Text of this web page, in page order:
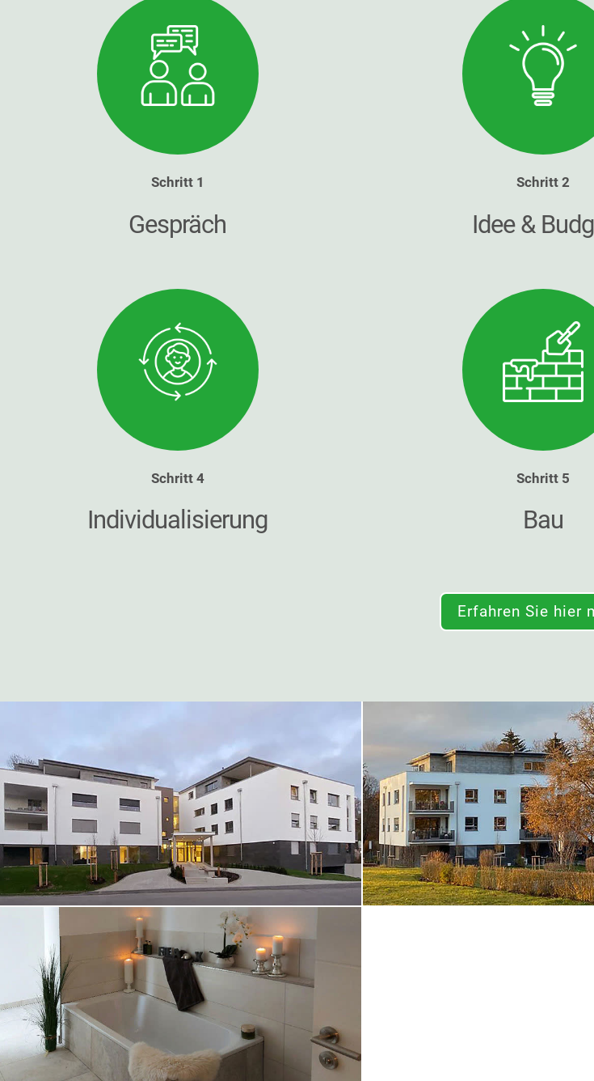
Schritt 1
Gespräch
Schritt 2
Idee &
Schritt 4
Individualisierung
Schritt 5
Bau
Erfahren Sie hier